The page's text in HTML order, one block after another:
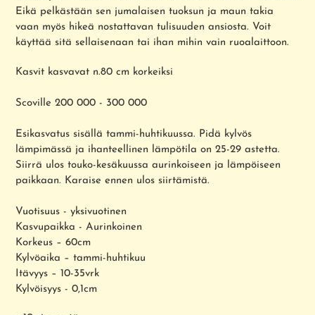
Eikä pelkästään sen jumalaisen tuoksun ja maun takia
vaan myös hikeä nostattavan tulisuuden ansiosta. Voit
käyttää sitä sellaisenaan tai ihan mihin vain ruoalaittoon.
Kasvit kasvavat n.80 cm korkeiksi
Scoville 200 000 - 300 000
Esikasvatus sisällä tammi-huhtikuussa. Pidä kylvös
lämpimässä ja ihanteellinen lämpötila on 25-29 astetta.
Siirrä ulos touko-kesäkuussa aurinkoiseen ja lämpöiseen
paikkaan. Karaise ennen ulos siirtämistä.
Vuotisuus - yksivuotinen
Kasvupaikka - Aurinkoinen
Korkeus – 60cm
Kylvöaika – tammi-huhtikuu
Itävyys – 10-35vrk
Kylvöisyys - 0,1cm